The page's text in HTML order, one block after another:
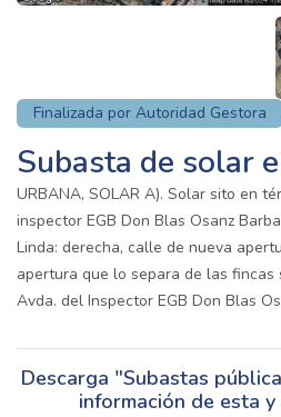
Finalizada por Autoridad Gestora
Subasta de solar
URBANA, SOLAR A). Solar sito en
inspector EGB Don Blas Osanz
Linda: derecha, calle de nueva
apertura que lo separa de las fincas
Avda. del Inspector EGB Don Blas
Descarga "Subastas
información de esta